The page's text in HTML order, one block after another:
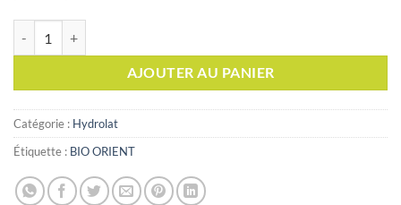
AJOUTER AU PANIER
Catégorie : Hydrolat
Étiquette : BIO ORIENT